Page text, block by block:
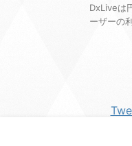
DxLiveは
ーザーの